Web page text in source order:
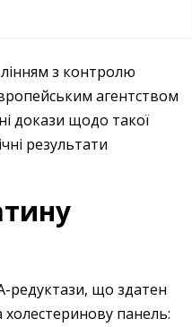
з контролю
агентством
докази щодо такої
результати
редуктази, що здатен
панель: